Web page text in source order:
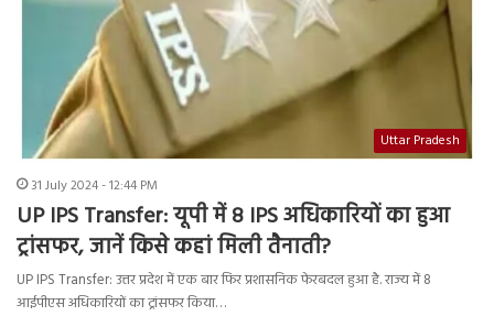
Uttar Pradesh
31 July 2024 - 12:44 PM
UP IPS Transfer: यूपी में 8 IPS अधिकारियों का हुआ
ट्रांसफर, जानें किसे कहां मिली तैनाती?
UP IPS Transfer: उत्तर प्रदेश में एक बार फिर प्रशासनिक फेरबदल हुआ है. राज्य में 8
आईपीएस अधिकारियों का ट्रांसफर किया…